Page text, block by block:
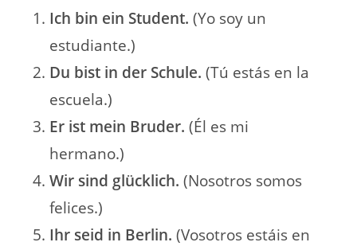
Ich bin ein Student. (Yo soy un
estudiante.)
Du bist in der Schule. (Tú estás en la
escuela.)
Er ist mein Bruder. (Él es mi
hermano.)
Wir sind glücklich. (Nosotros somos
felices.)
Ihr seid in Berlin. (Vosotros estáis en